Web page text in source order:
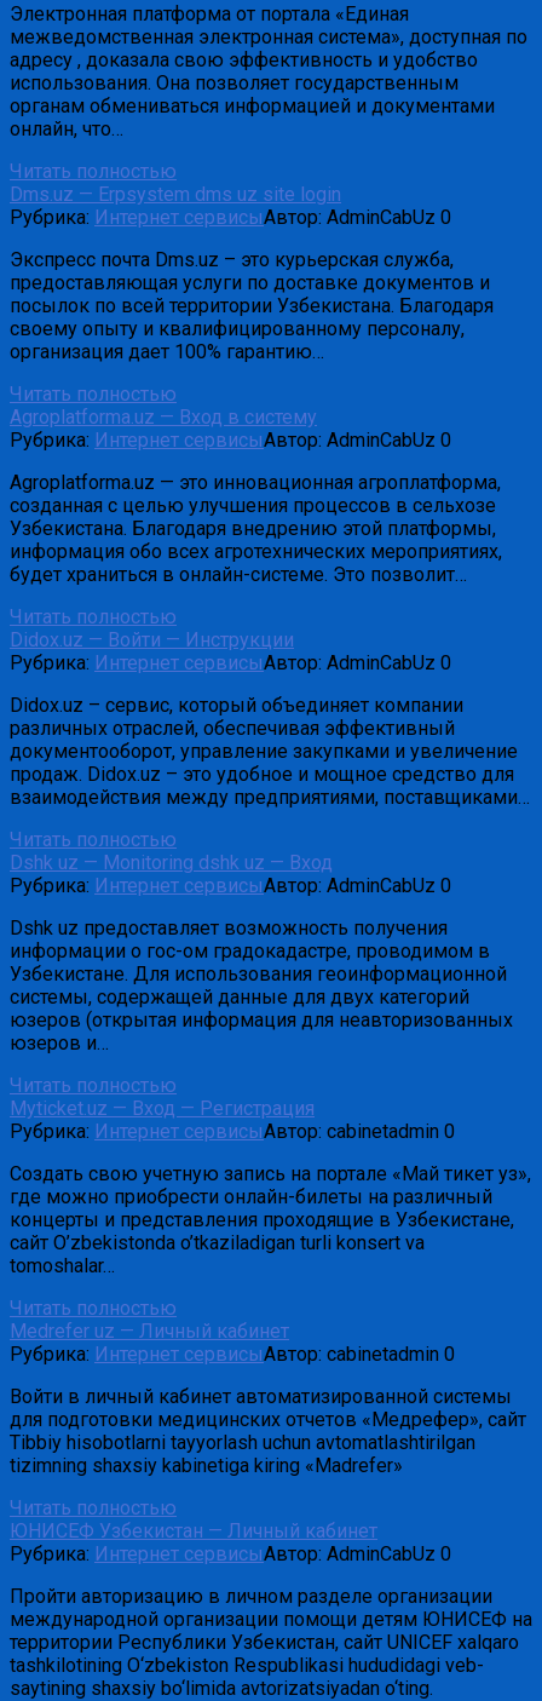
Электронная платформа от портала «Единая
межведомственная электронная система», доступная по
адресу , доказала свою эффективность и удобство
использования. Она позволяет государственным
органам обмениваться информацией и документами
онлайн, что…
Читать полностью
Dms.uz — Erpsystem dms uz site login
Рубрика: Интернет сервисыАвтор: AdminCabUz 0
Экспресс почта Dms.uz – это курьерская служба,
предоставляющая услуги по доставке документов и
посылок по всей территории Узбекистана. Благодаря
своему опыту и квалифицированному персоналу,
организация дает 100% гарантию…
Читать полностью
Agroplatforma.uz — Вход в систему
Рубрика: Интернет сервисыАвтор: AdminCabUz 0
Agroplatforma.uz — это инновационная агроплатформа,
созданная с целью улучшения процессов в сельхозе
Узбекистана. Благодаря внедрению этой платформы,
информация обо всех агротехнических мероприятиях,
будет храниться в онлайн-системе. Это позволит…
Читать полностью
Didox.uz — Войти — Инструкции
Рубрика: Интернет сервисыАвтор: AdminCabUz 0
Didox.uz – сервис, который объединяет компании
различных отраслей, обеспечивая эффективный
документооборот, управление закупками и увеличение
продаж. Didox.uz – это удобное и мощное средство для
взаимодействия между предприятиями, поставщиками…
Читать полностью
Dshk uz — Monitoring dshk uz — Вход
Рубрика: Интернет сервисыАвтор: AdminCabUz 0
Dshk uz предоставляет возможность получения
информации о гос-ом градокадастре, проводимом в
Узбекистане. Для использования геоинформационной
системы, содержащей данные для двух категорий
юзеров (открытая информация для неавторизованных
юзеров и…
Читать полностью
Myticket.uz — Вход — Регистрация
Рубрика: Интернет сервисыАвтор: cabinetadmin 0
Создать свою учетную запись на портале «Май тикет уз»,
где можно приобрести онлайн-билеты на различный
концерты и представления проходящие в Узбекистане,
сайт O’zbekistonda o’tkaziladigan turli konsert va
tomoshalar…
Читать полностью
Medrefer uz — Личный кабинет
Рубрика: Интернет сервисыАвтор: cabinetadmin 0
Войти в личный кабинет автоматизированной системы
для подготовки медицинских отчетов «Медрефер», сайт
Tibbiy hisobotlarni tayyorlash uchun avtomatlashtirilgan
tizimning shaxsiy kabinetiga kiring «Madrefer»
Читать полностью
ЮНИСЕФ Узбекистан — Личный кабинет
Рубрика: Интернет сервисыАвтор: AdminCabUz 0
Пройти авторизацию в личном разделе организации
международной организации помощи детям ЮНИСЕФ на
территории Республики Узбекистан, сайт UNICEF xalqaro
tashkilotining O‘zbekiston Respublikasi hududidagi veb-
saytining shaxsiy bo‘limida avtorizatsiyadan o‘ting.